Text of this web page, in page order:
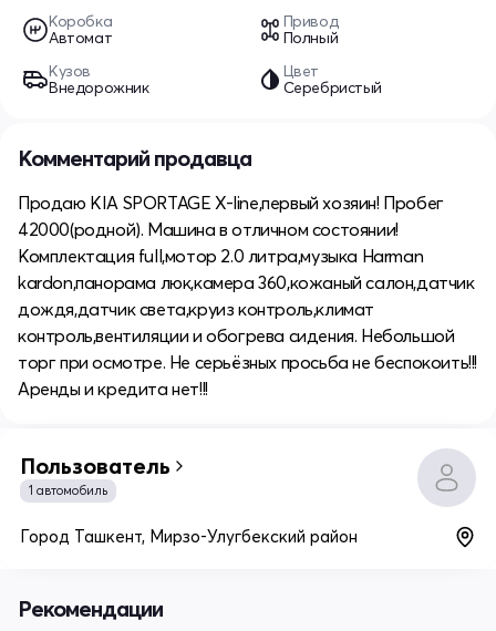
Коробка
Автомат
Привод
Полный
Кузов
Внедорожник
Цвет
Серебристый
Комментарий продавца
Продаю KIA SPORTAGE X-line,первый хозяин! Пробег
42000(родной). Машина в отличном состоянии!
Комплектация full,мотор 2.0 литра,музыка Harman
kardon,панорама люк,камера 360,кожаный салон,датчик
дождя,датчик света,круиз контроль,климат
контроль,вентиляции и обогрева сидения. Небольшой
торг при осмотре. Не серьёзных просьба не беспокоить!!!
Аренды и кредита нет!!!
Пользователь
1 автомобиль
Город Ташкент, Мирзо-Улугбекский район
Рекомендации